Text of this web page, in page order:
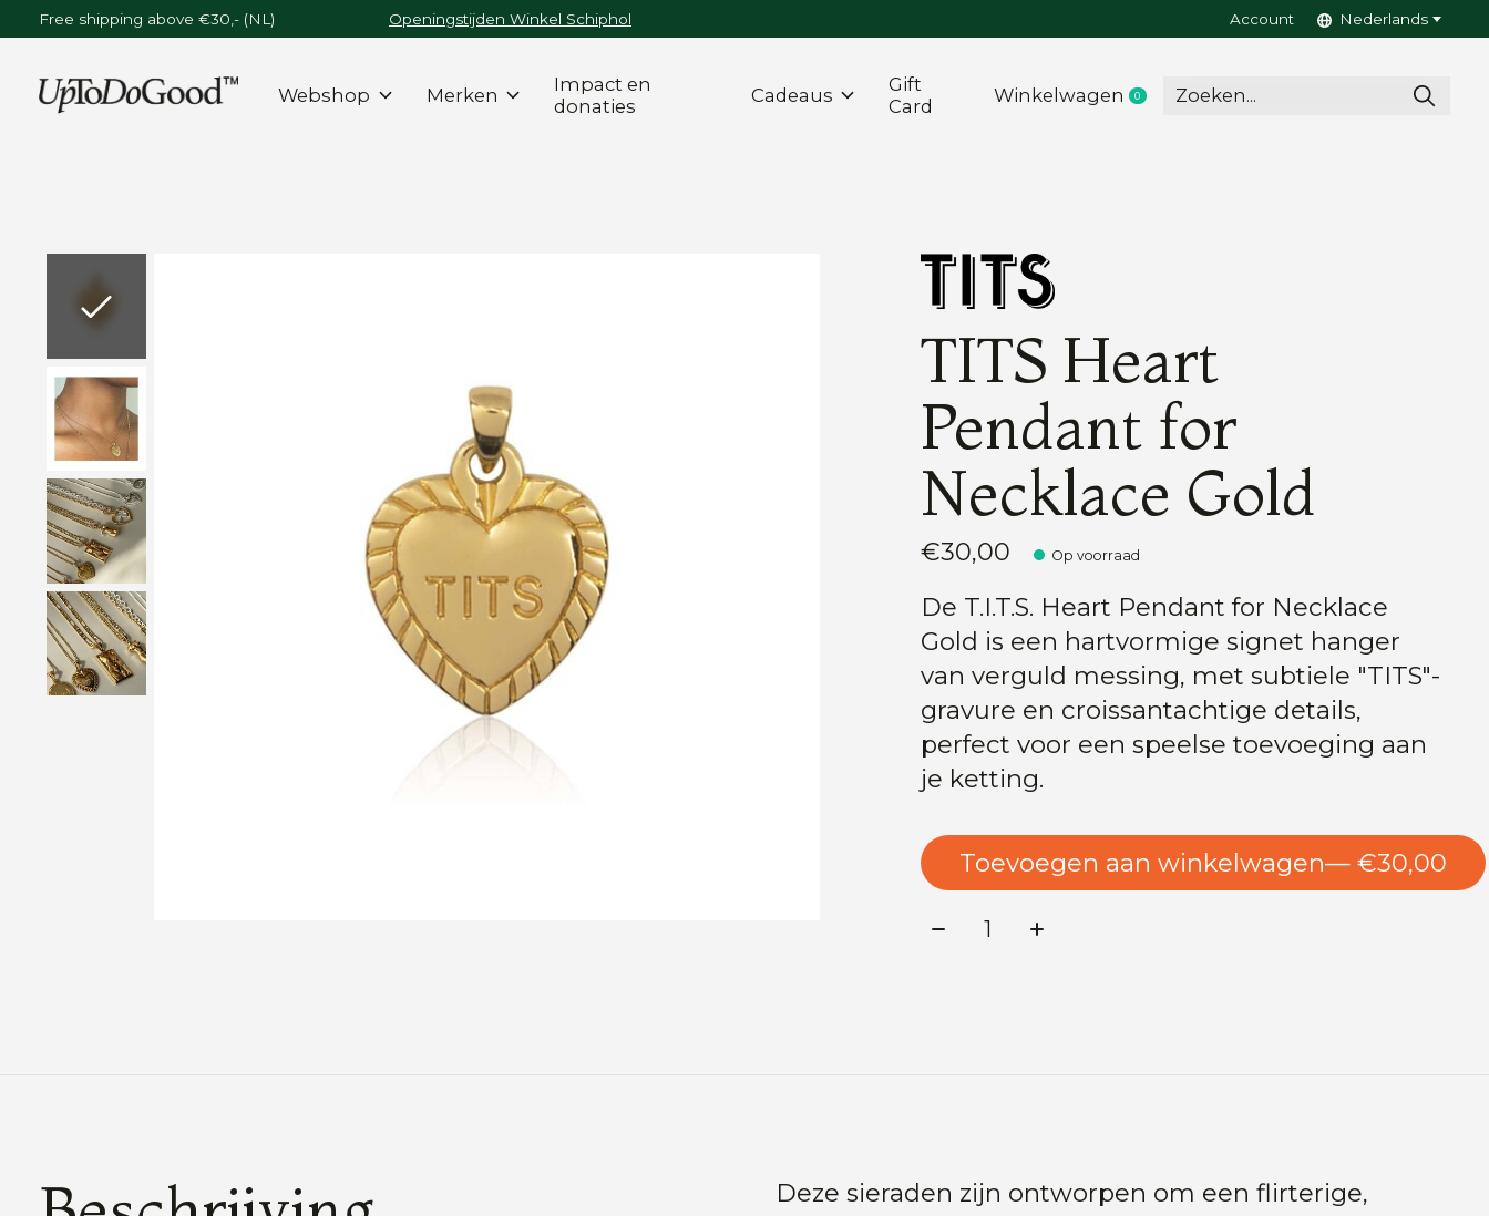
Free shipping above €30,- (NL) Openingstijden Winkel Schiphol Account Nederlands
Webshop Merken
Impact en
donaties
Cadeaus
Gift
Card
Winkelwagen 0items
TITS Heart
Pendant for
Necklace Gold
€30,00 Op voorraad
De T.I.T.S. Heart Pendant for Necklace
Gold is een hartvormige signet hanger
van verguld messing, met subtiele "TITS"-
gravure en croissantachtige details,
perfect voor een speelse toevoeging aan
je ketting.
Toevoegen aan winkelwagen
— €30,00
Aantal:
Deze sieraden zijn ontworpen om een flirterige,